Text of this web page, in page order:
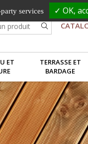
ET
TERRASSE ET
BARDAGE
services ✓ OK,